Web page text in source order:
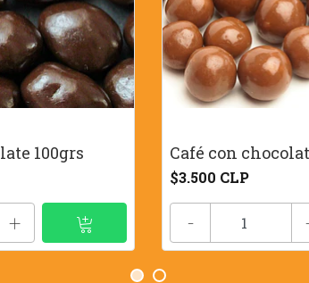
100grs
+
Café con
$3.500 CLP
-